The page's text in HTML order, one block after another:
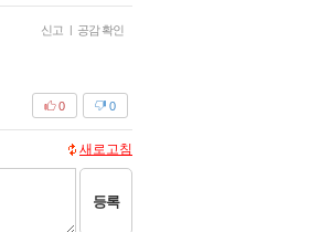
신고 | 공감 확인
0
0
새로고침
등록